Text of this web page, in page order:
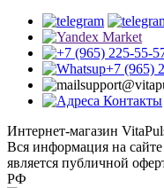
+7 (965)
Контакты
Интернет-магазин
Вся информация на
является публичной
РФ